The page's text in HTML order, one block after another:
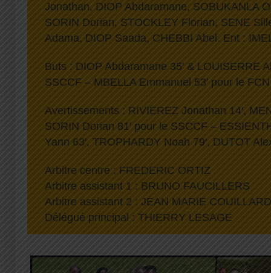
Jonathan, DIOP Abdaramane, SOBUKANLA
SORIN Dorian, STOCKLEY Florian, SENE
Adama, DIOP Saada, CHEBBI Abel. Ent :
Buts : DIOP Abdaramane 35′ & LOUISERRE
SSCCF – MBELLA Emmanuel 53′ pour le FCN
Avertissements : RIVIEREZ Jonathan 14′,
SORIN Dorian 81′ pour le SSCCF –
Yann 63′, TROPHARDY Noah 79′, DUTOT
Arbitre centre : FREDERIC ORTIZ
Arbitre assistant 1 : BRUNO FAUCILLERS
Arbitre assistant 2 : JEAN MARIE COUILLARD
Délégué principal : THIERRY LESAGE